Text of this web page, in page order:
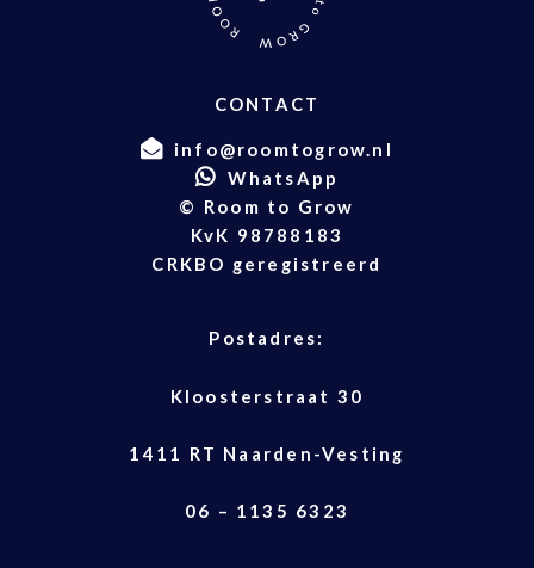
CONTACT
info@roomtogrow.nl
WhatsApp
© Room to Grow
KvK 98788183
CRKBO geregistreerd
Postadres:
Kloosterstraat 30
1411 RT Naarden-Vesting
06 – 1135 6323